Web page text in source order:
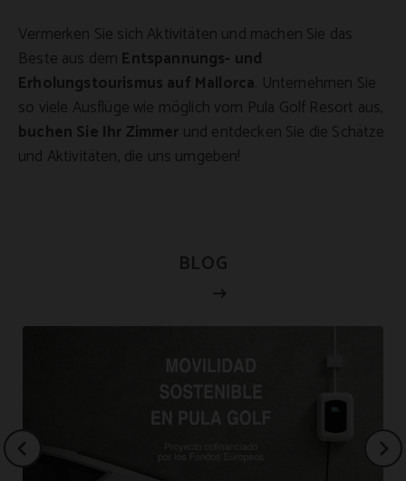
Vermerken Sie sich Aktivitäten und machen Sie das
Beste aus dem Entspannungs- und
Erholungstourismus auf Mallorca . Unternehmen Sie
so viele Ausflüge wie möglich vom Pula Golf Resort aus,
buchen Sie Ihr Zimmer und entdecken Sie die Schätze
und Aktivitäten, die uns umgeben!
BLOG